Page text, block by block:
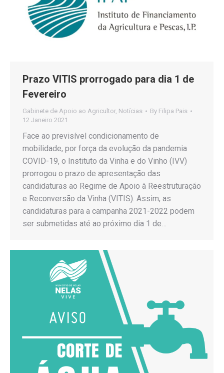
Prazo VITIS prorrogado para dia 1 de
Fevereiro
Gabinete de Apoio ao Agricultor, Notícias By Filipa Pais
12 Janeiro 2021
Face ao previsível condicionamento de
mobilidade, por força da evolução da pandemia
COVID-19, o Instituto da Vinha e do Vinho (IVV)
prorrogou o prazo de apresentação das
candidaturas ao Regime de Apoio à Reestruturação
e Reconversão da Vinha (VITIS). Assim, as
candidaturas para a campanha 2021-2022 podem
ser submetidas até ao próximo dia 1 de…